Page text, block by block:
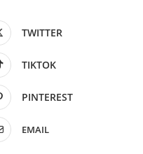
TWITTER
TIKTOK
PINTEREST
EMAIL